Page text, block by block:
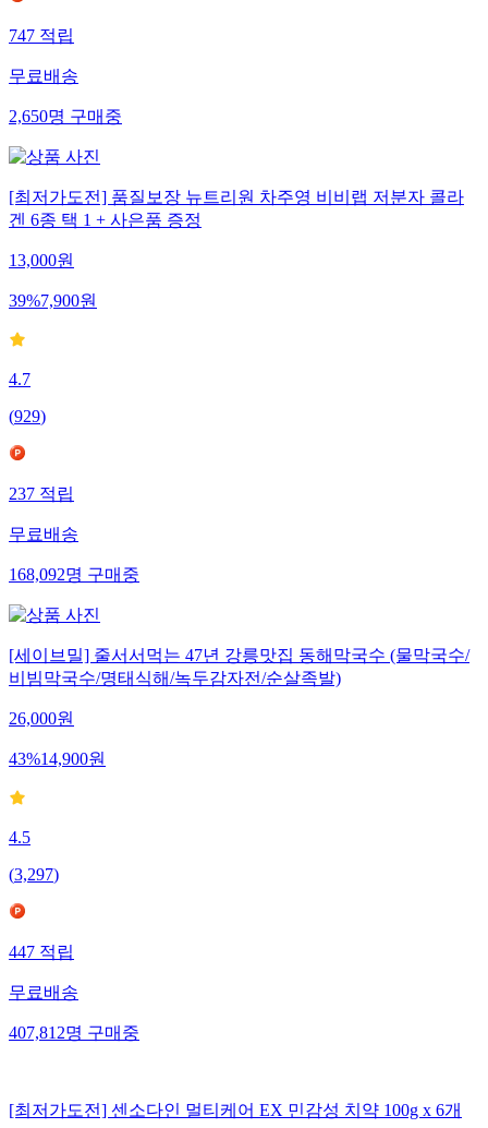
747적립
무료배송
2,650명구매중
[최저가도전] 품질보장 뉴트리원 차주영 비비랩 저분자 콜라
겐 6종 택 1 + 사은품 증정
13,000원
39%7,900원
4.7
(929)
237적립
무료배송
168,092명구매중
[세이브밀] 줄서서먹는 47년 강릉맛집 동해막국수 (물막국수/
비빔막국수/명태식해/녹두감자전/순살족발)
26,000원
43%14,900원
4.5
(3,297)
447적립
무료배송
407,812명구매중
[최저가도전] 센소다인 멀티케어 EX 민감성 치약 100g x 6개